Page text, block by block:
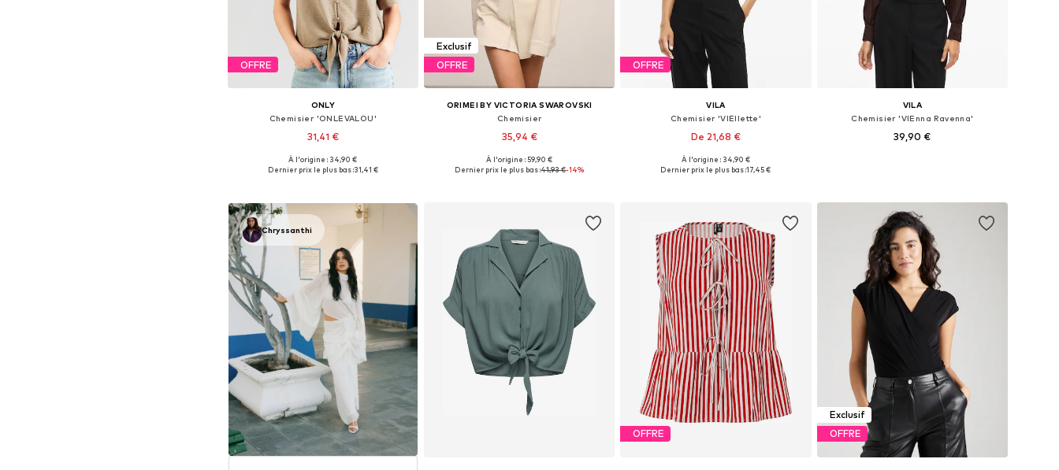
OFFRE
ONLY
Chemisier 'ONLEVALOU'
31,41 €
Tailles disponibles: XS, S, M, XL
À l'origine : 34,90 €
Dernier prix le plus bas :31,41 €
Exclusif
OFFRE
ORIMEI BY VICTORIA SWAROVSKI
Chemisier
35,94 €
Tailles disponibles: XS, S, M, L, XL, XXL
À l'origine : 59,90 €
Dernier prix le plus bas :41,93 €-14%
OFFRE
VILA
Chemisier 'VIEllette'
De 21,68 €
+7
Tailles disponibles: XS, M, L, XL, XXL
À l'origine : 34,90 €
Dernier prix le plus bas :17,45 €
VILA
Chemisier 'VIEnna Ravenna'
39,90 €
Chryssanthi
OFFRE
Exclusif
OFFRE